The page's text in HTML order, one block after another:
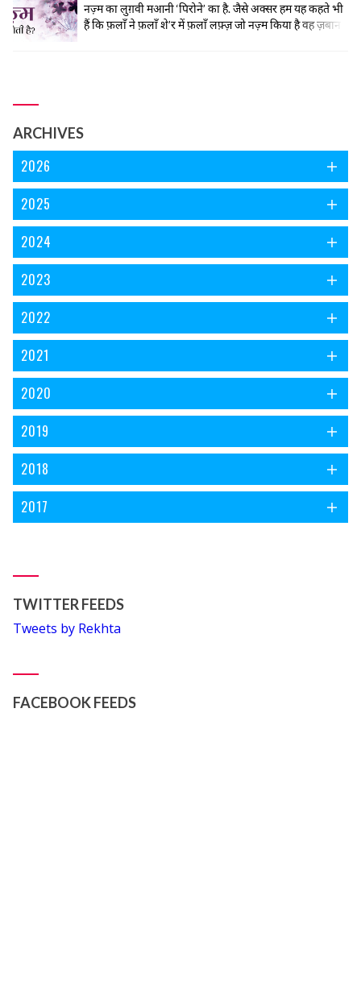
नज़्म का लुग़वी मआनी ‘पिरोने’ का है. जैसे अक्सर हम यह कहते भी
हैं कि फ़लाँ ने फ़लाँ शे’र में फ़लाँ लफ़्ज़ जो नज़्म किया है वह ज़बान
ARCHIVES
2026
2025
2024
2023
2022
2021
2020
2019
2018
2017
TWITTER FEEDS
Tweets by Rekhta
FACEBOOK FEEDS